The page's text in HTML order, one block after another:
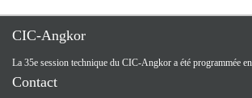
CIC-Angkor
La 35e session technique du CIC-Angkor a été programmée
Contact